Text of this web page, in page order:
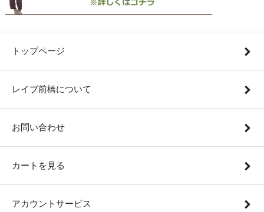
トップページ
レイブ前橋について
お問い合わせ
カートを見る
アカウントサービス